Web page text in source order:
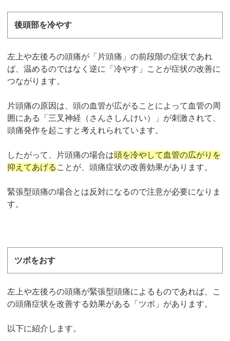
後頭部を冷やす
左上や左後ろの頭痛が「片頭痛」の前段階の症状であれ
ば、温めるのではなく逆に「冷やす」ことが症状の改善に
つながります。
片頭痛の原因は、頭の血管が広がることによって血管の周
囲にある「三叉神経（さんさしんけい）」が刺激されて、
頭痛発作を起こすと考えれられています。
したがって、片頭痛の場合は頭を冷やして血管の広がりを
抑えてあげる ことが、頭痛症状の改善効果があります。
緊張型頭痛の場合とは反対になるので注意が必要になりま
す。
ツボをおす
左上や左後ろの頭痛が緊張型頭痛によるものであれば、こ
の頭痛症状を改善する効果がある「ツボ」があります。
以下に紹介します。